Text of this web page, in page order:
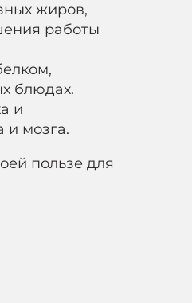
жиров,
работы
блюдах.
и
и мозга.
пользе для